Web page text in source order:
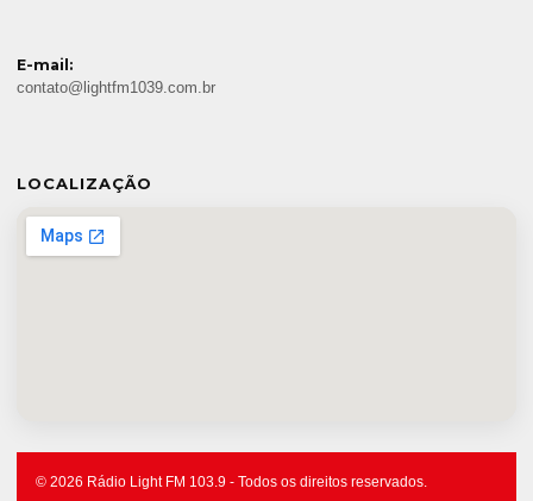
E-mail:
contato@lightfm1039.com.br
LOCALIZAÇÃO
© 2026 Rádio Light FM 103.9 - Todos os direitos reservados.